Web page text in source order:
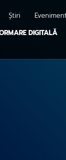
Știri
DIGITALĂ